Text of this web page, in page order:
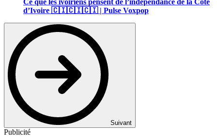
d’Ivoire 🇨🇮🇨🇮🇨🇮 | Pulse Voxpop
Suivant
Publicité